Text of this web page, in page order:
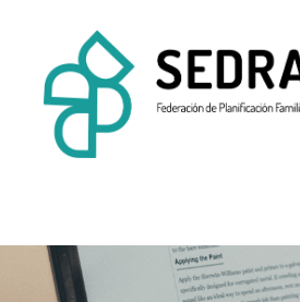
de
Planificación
Familiar